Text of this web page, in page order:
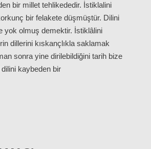
bir millet tehlikededir. İstiklalini
bir felakete düşmüştür. Dilini
yok olmuş demektir. İstiklâlini
dillerini kıskançlıkla saklamak
sonra yine dirilebildiğini tarih bize
kaybeden bir